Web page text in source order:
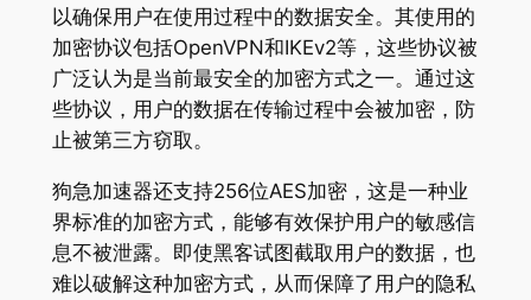
以确保用户在使用过程中的数据安全。其使用的
加密协议包括OpenVPN和IKEv2等，这些协议被
广泛认为是当前最安全的加密方式之一。通过这
些协议，用户的数据在传输过程中会被加密，防
止被第三方窃取。
狗急加速器还支持256位AES加密，这是一种业
界标准的加密方式，能够有效保护用户的敏感信
息不被泄露。即使黑客试图截取用户的数据，也
难以破解这种加密方式，从而保障了用户的隐私